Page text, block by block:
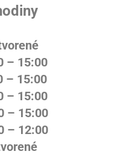
15:00
15:00
15:00
15:00
12:00